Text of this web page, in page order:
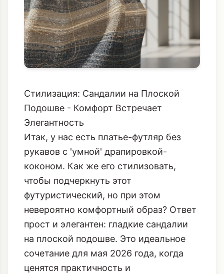
Стилизация: Сандалии на Плоской
Подошве - Комфорт Встречает
Элегантность
Итак, у нас есть платье-футляр без
рукавов с 'умной' драпировкой-
коконом. Как же его стилизовать,
чтобы подчеркнуть этот
футуристический, но при этом
невероятно комфортный образ? Ответ
прост и элегантен: гладкие сандалии
на плоской подошве. Это идеальное
сочетание для мая 2026 года, когда
ценятся практичность и